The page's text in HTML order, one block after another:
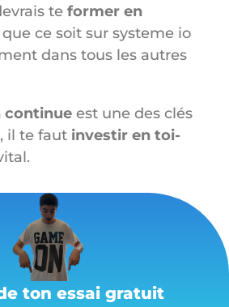
te former en
ce soit sur systeme io
dans tous les autres
continueest une des clés
il te faut investir en toi-
ton essai gratuit